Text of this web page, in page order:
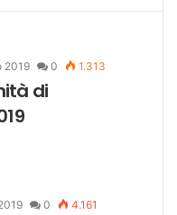
2019 0 1.313
di
0 4.161